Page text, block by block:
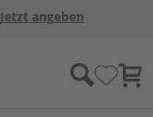
Jetzt angeben